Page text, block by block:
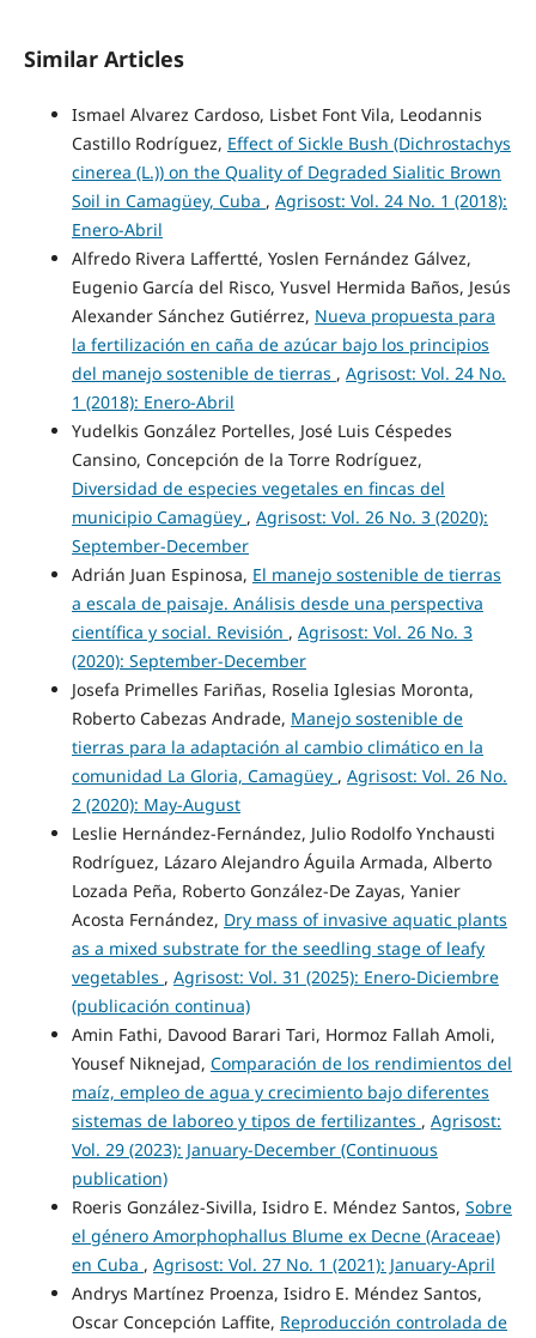
Similar Articles
Ismael Alvarez Cardoso, Lisbet Font Vila, Leodannis
Castillo Rodríguez, Effect of Sickle Bush (Dichrostachys
cinerea (L.)) on the Quality of Degraded Sialitic Brown
Soil in Camagüey, Cuba , Agrisost: Vol. 24 No. 1 (2018):
Enero-Abril
Alfredo Rivera Laffertté, Yoslen Fernández Gálvez,
Eugenio García del Risco, Yusvel Hermida Baños, Jesús
Alexander Sánchez Gutiérrez, Nueva propuesta para
la fertilización en caña de azúcar bajo los principios
del manejo sostenible de tierras , Agrisost: Vol. 24 No.
1 (2018): Enero-Abril
Yudelkis González Portelles, José Luis Céspedes
Cansino, Concepción de la Torre Rodríguez,
Diversidad de especies vegetales en fincas del
municipio Camagüey , Agrisost: Vol. 26 No. 3 (2020):
September-December
Adrián Juan Espinosa, El manejo sostenible de tierras
a escala de paisaje. Análisis desde una perspectiva
científica y social. Revisión , Agrisost: Vol. 26 No. 3
(2020): September-December
Josefa Primelles Fariñas, Roselia Iglesias Moronta,
Roberto Cabezas Andrade, Manejo sostenible de
tierras para la adaptación al cambio climático en la
comunidad La Gloria, Camagüey , Agrisost: Vol. 26 No.
2 (2020): May-August
Leslie Hernández-Fernández, Julio Rodolfo Ynchausti
Rodríguez, Lázaro Alejandro Águila Armada, Alberto
Lozada Peña, Roberto González-De Zayas, Yanier
Acosta Fernández, Dry mass of invasive aquatic plants
as a mixed substrate for the seedling stage of leafy
vegetables , Agrisost: Vol. 31 (2025): Enero-Diciembre
(publicación continua)
Amin Fathi, Davood Barari Tari, Hormoz Fallah Amoli,
Yousef Niknejad, Comparación de los rendimientos del
maíz, empleo de agua y crecimiento bajo diferentes
sistemas de laboreo y tipos de fertilizantes , Agrisost:
Vol. 29 (2023): January-December (Continuous
publication)
Roeris González-Sivilla, Isidro E. Méndez Santos, Sobre
el género Amorphophallus Blume ex Decne (Araceae)
en Cuba , Agrisost: Vol. 27 No. 1 (2021): January-April
Andrys Martínez Proenza, Isidro E. Méndez Santos,
Oscar Concepción Laffite, Reproducción controlada de